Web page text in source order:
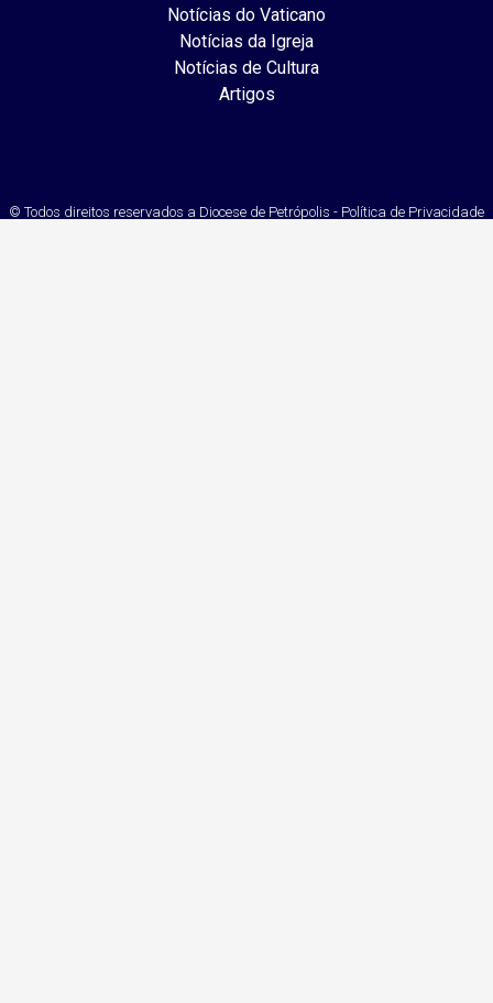
Notícias do Vaticano
Notícias da Igreja
Notícias de Cultura
Artigos
© Todos direitos reservados a Diocese de Petrópolis - Política de Privacidade